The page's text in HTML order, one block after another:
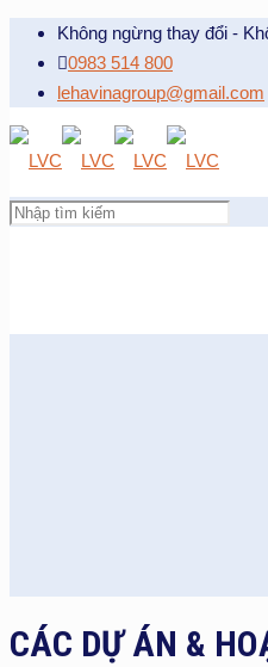
Không ngừng thay đổi -
0983 514 800
lehavinagroup@gmail.com
CÁC DỰ ÁN &